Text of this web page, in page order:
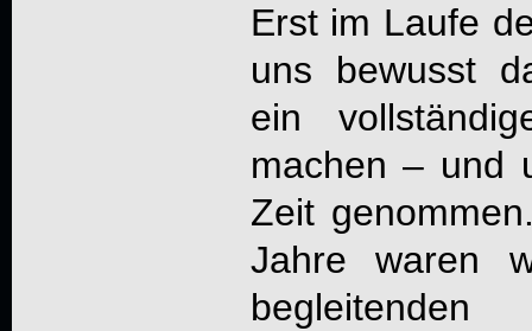
Erst im Laufe
uns bewusst
ein
machen – und
Zeit
Jahre waren
begleitenden